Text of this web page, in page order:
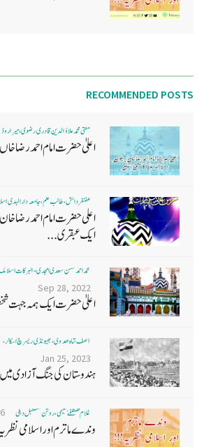
RECOMMENDED POSTS
مفتی محمد علاؤ الدین قادری رضوی ، میرا روڈ
اعلیٰ حضرت امام احمد رضا خاں
غضنفر دانش، طالب علم، جامعہ دارالہدی
اعلی حضرت امام احمد رضا
ایک عبقری...
محمد احمد حسن سعدی امجدی - البرکات
Sep 28, 2022
اعلیٰ حضرت ایک ہمہ جہت
آصف شاہ ھدوی، بھیونڈی ریسرچ اسکالر،
Jan 25, 2023
ہندوستان کی جنگ آزادی میں
غلام مصطفےٰ نعیمی، روشن مستقبل دہلی
وندے ماترم اور اسلامی